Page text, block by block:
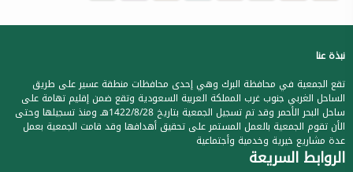
نبذة عنا
تقع الجمعية في محافظة البرك وهي إحدى محافظات منطقة عسير على طريق
الساحل الغربي جنوب غرب المملكة العربية السعودية وتقع ضمن إقليم تهامة على
ساحل البحر الأحمر وقد تم تسجيل الجمعية بتاريخ 1422/8/28هـ ومنذ تسجيلها وحتى
الأن تقوم الجمعية بالعمل المستمر على تحقيق أهدافها وقد قامت الجمعية بعمل
عدة مشاريع خيرية وخدمية وأجتماعية
الروابط السريعة